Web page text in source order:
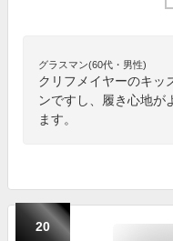
グラスマン(60代・男性)
クリフメイヤーのキッ
ンですし、履き心地が
ます。
20